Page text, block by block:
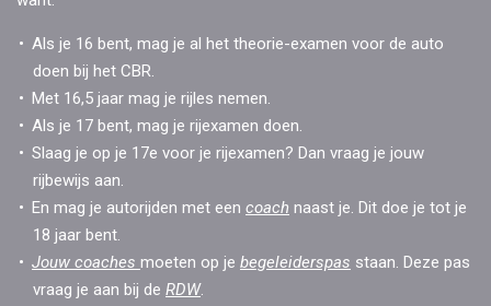
Als je 16 bent, mag je al het theorie-examen voor de auto
doen bij het CBR.
Met 16,5 jaar mag je rijles nemen.
Als je 17 bent, mag je rijexamen doen.
Slaag je op je 17e voor je rijexamen? Dan vraag je jouw
rijbewijs aan.
En mag je autorijden met een coach naast je. Dit doe je tot je
18 jaar bent.
Jouw coaches moeten op je begeleiderspas staan. Deze pas
vraag je aan bij de RDW.